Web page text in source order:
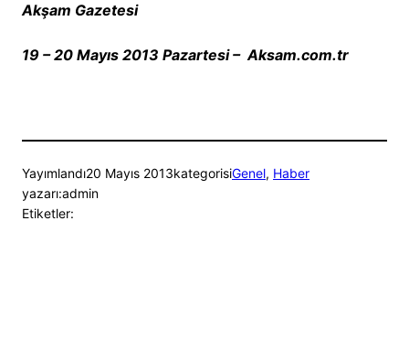
Akşam Gazetesi
19 – 20 Mayıs 2013 Pazartesi – Aksam.com.tr
Yayımlandı20 Mayıs 2013kategorisiGenel, Haber
yazarı:admin
Etiketler: